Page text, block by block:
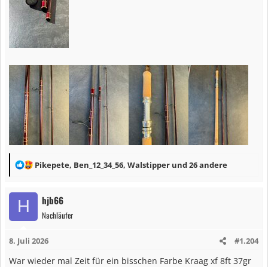
R
a
o
n
Pikepete, Ben_12_34_56, Walstipper und 26 andere
H hjb66
Nachläufer
8. Juli 2026 #1.204
War wieder mal Zeit für ein bisschen Farbe Kraag xf 8ft 37gr